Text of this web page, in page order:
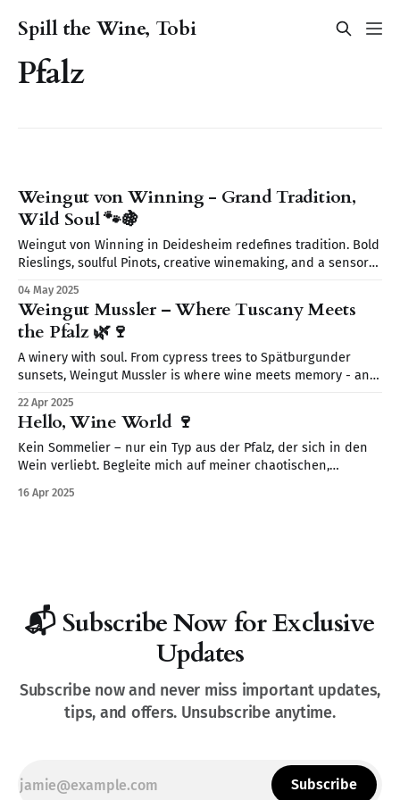
Spill the Wine, Tobi
Pfalz
Weingut von Winning - Grand Tradition,
Wild Soul 🐾🍇
Weingut von Winning in Deidesheim redefines tradition. Bold
Rieslings, soulful Pinots, creative winemaking, and a sensory
elegant pairings discover a place where wine tells a story.
04 May 2025
Weingut Mussler – Where Tuscany Meets
the Pfalz 🌿🍷
A winery with soul. From cypress trees to Spätburgunder
sunsets, Weingut Mussler is where wine meets memory - and
22 Apr 2025
Hello, Wine World 🍷
Kein Sommelier – nur ein Typ aus der Pfalz, der sich in den
Wein verliebt. Begleite mich auf meiner chaotischen,
spannende Fakten.
16 Apr 2025
📬 Subscribe Now for Exclusive
Updates
Subscribe now and never miss important updates,
tips, and offers. Unsubscribe anytime.
Subscribe